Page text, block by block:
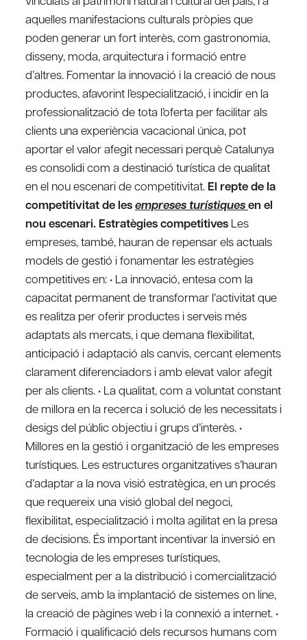
aquelles manifestacions culturals pròpies que
poden generar un fort interès, com gastronomia,
disseny, moda, arquitectura i formació entre
d’altres. Fomentar la innovació i la creació de nous
productes, afavorint l’especialització, i incidir en la
professionalització de tota l’oferta per facilitar als
clients una experiència vacacional única, pot
aportar el valor afegit necessari perquè Catalunya
es consolidi com a destinació turística de qualitat
en el nou escenari de competitivitat. El repte de la
competitivitat de lesempreses turístiquesen el
nou escenari. Estratègies competitives Les
empreses, també, hauran de repensar els actuals
models de gestió i fonamentar les estratègies
competitives en: • La innovació, entesa com la
capacitat permanent de transformar l’activitat que
es realitza per oferir productes i serveis més
adaptats als mercats, i que demana flexibilitat,
anticipació i adaptació als canvis, cercant elements
clarament diferenciadors i amb elevat valor afegit
per als clients. • La qualitat, com a voluntat constant
de millora en la recerca i solució de les necessitats i
desigs del públic objectiu i grups d’interès. •
Millores en la gestió i organització de les empreses
turístiques. Les estructures organitzatives s’hauran
d’adaptar a la nova visió estratègica, en un procés
que requereix una visió global del negoci,
flexibilitat, especialització i molta agilitat en la presa
de decisions. És important incentivar la inversió en
tecnologia de les empreses turístiques,
especialment per a la distribució i comercialització
de serveis, amb la implantació de sistemes on line,
la creació de pàgines web i la connexió a internet. •
Formació i qualificació dels recursos humans com